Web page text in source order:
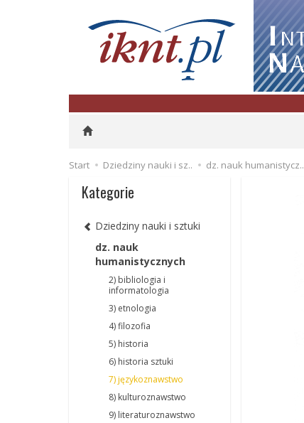
Start Dziedziny nauki i sz.. dz. nauk humanistycz..
Kategorie
Dziedziny nauki i sztuki
dz. nauk
humanistycznych
2) bibliologia i
informatologia
3) etnologia
4) filozofia
5) historia
6) historia sztuki
7) językoznawstwo
8) kulturoznawstwo
9) literaturoznawstwo